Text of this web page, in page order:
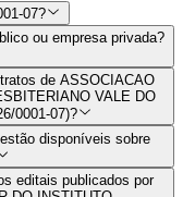
07?
ou empresa privada?
de ASSOCIACAO
VALE DO
0001-07)?
disponíveis sobre
editais publicados por